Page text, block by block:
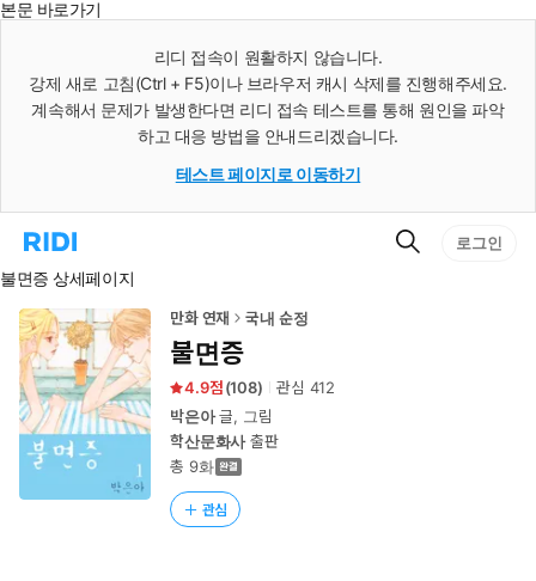
본문 바로가기
리디 접속이 원활하지 않습니다.
강제 새로 고침(Ctrl + F5)이나 브라우저 캐시 삭제를 진행해주세요.
계속해서 문제가 발생한다면 리디 접속 테스트를 통해 원인을 파악
하고 대응 방법을 안내드리겠습니다.
테스트 페이지로 이동하기
리
홈
로
이
동
검
로그인
불면증 상세페이지
만화 연재 국내 순정
불면증
4.9 (108) 관심 412
박은아글, 그림
학산문화사출판
총 9화
관심